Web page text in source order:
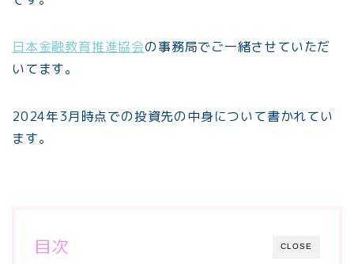
日本金融教育推進協会の事務局でご一緒させていただ
いてます。
2024年3月時点での投資先の中身について書かれてい
ます。
CLOSE
目次